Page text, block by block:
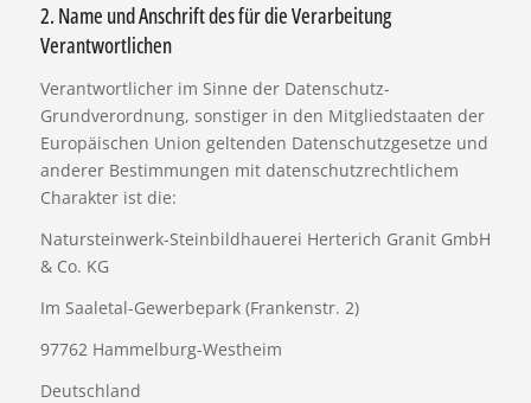
2. Name und Anschrift des für die Verarbeitung
Verantwortlichen
Verantwortlicher im Sinne der Datenschutz-
Grundverordnung, sonstiger in den Mitgliedstaaten der
Europäischen Union geltenden Datenschutzgesetze und
anderer Bestimmungen mit datenschutzrechtlichem
Charakter ist die:
Natursteinwerk-Steinbildhauerei Herterich Granit GmbH
& Co. KG
Im Saaletal-Gewerbepark (Frankenstr. 2)
97762 Hammelburg-Westheim
Deutschland